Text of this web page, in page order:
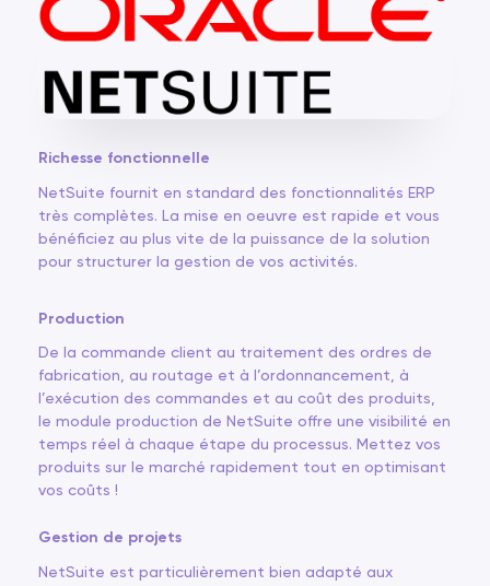
Richesse fonctionnelle
NetSuite fournit en standard des fonctionnalités ERP
très complètes. La mise en oeuvre est rapide et vous
bénéficiez au plus vite de la puissance de la solution
pour structurer la gestion de vos activités.
Production
De la commande client au traitement des ordres de
fabrication, au routage et à l’ordonnancement, à
l’exécution des commandes et au coût des produits,
le module production de NetSuite offre une visibilité en
temps réel à chaque étape du processus. Mettez vos
produits sur le marché rapidement tout en optimisant
vos coûts !
Gestion de projets
NetSuite est particulièrement bien adapté aux